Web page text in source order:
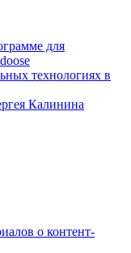
для
технологиях в
Калинина
о контент-